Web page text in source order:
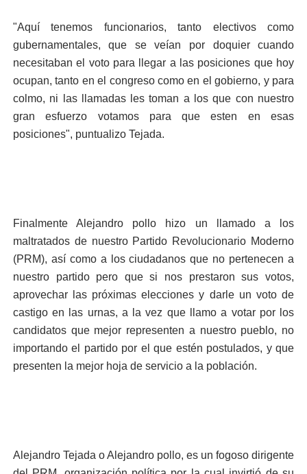
"Aquí tenemos funcionarios, tanto electivos como
gubernamentales, que se veían por doquier cuando
necesitaban el voto para llegar a las posiciones que hoy
ocupan, tanto en el congreso como en el gobierno, y para
colmo, ni las llamadas les toman a los que con nuestro
gran esfuerzo votamos para que esten en esas
posiciones", puntualizo Tejada.
Finalmente Alejandro pollo hizo un llamado a los
maltratados de nuestro Partido Revolucionario Moderno
(PRM), así como a los ciudadanos que no pertenecen a
nuestro partido pero que si nos prestaron sus votos,
aprovechar las próximas elecciones y darle un voto de
castigo en las urnas, a la vez que llamo a votar por los
candidatos que mejor representen a nuestro pueblo, no
importando el partido por el que estén postulados, y que
presenten la mejor hoja de servicio a la población.
Alejandro Tejada o Alejandro pollo, es un fogoso dirigente